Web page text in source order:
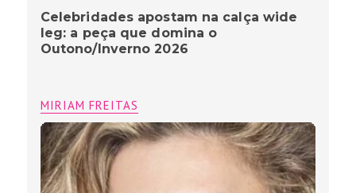
Celebridades apostam na calça wide
leg: a peça que domina o
Outono/Inverno 2026
MIRIAM FREITAS